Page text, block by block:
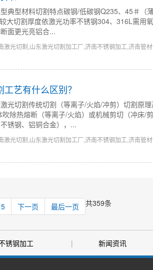
典型材料切割特点碳钢/低碳钢Q235、45＃（
大切割厚度依激光功率不锈钢304、316L需用
面更光亮铝合...
激光切割,山东激光切割加工厂,济南不锈钢加工,济南管
艺有什么区别？
光切割传统切割（等离子/火焰/冲剪）切割原
除热熔断（等离子/火焰）或机械剪切（冲床/
锈钢、铝铜合金），...
激光切割,山东激光切割加工厂,济南不锈钢加工,济南管
共359条
5 下一页 最后一页
锈钢加工 | 新闻资讯